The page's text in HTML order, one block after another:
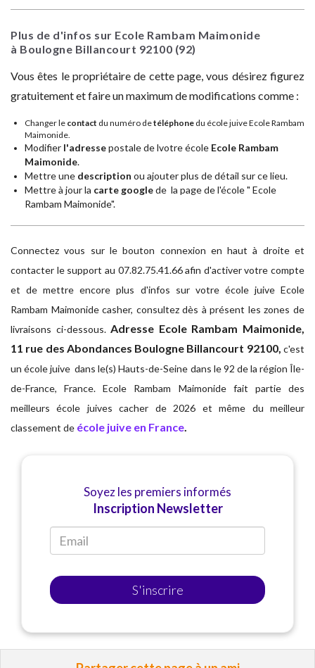
Plus de d'infos sur Ecole Rambam Maimonide
à Boulogne Billancourt 92100 (92)
Vous êtes le propriétaire de cette page, vous désirez figurez
gratuitement et faire un maximum de modifications comme :
Changer le contact du numéro detéléphone du école juive Ecole Rambam
Maimonide.
Modifier l'adressepostale de lvotre école Ecole Rambam
Maimonide.
Mettre une description ou ajouter plus de détail sur ce lieu.
Mettre à jour la carte googlede la page de l'école " Ecole
Rambam Maimonide".
Connectez vous sur le bouton connexion en haut à droite et
contacter le support au 07.82.75.41.66 afin d'activer votre compte
et de mettre encore plus d'infos sur votre école juive Ecole
Rambam Maimonide casher, consultez dès à présent les zones de
livraisons ci-dessous.Adresse Ecole Rambam Maimonide,
11 rue des Abondances Boulogne Billancourt 92100, c'est
un école juive dans le(s) Hauts-de-Seine dans le 92 de la région Île-
de-France, France. Ecole Rambam Maimonide fait partie des
meilleurs école juives cacher de 2026 et même du meilleur
classement de école juive en France
Soyez les premiers informés
Inscription Newsletter
S'inscrire